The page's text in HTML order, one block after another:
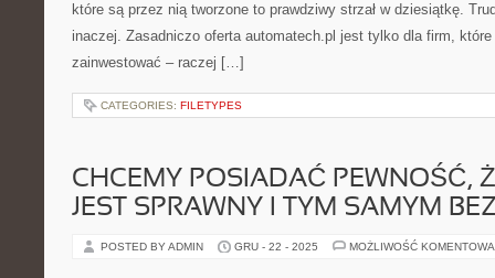
które są przez nią tworzone to prawdziwy strzał w dziesiątkę.
inaczej. Zasadniczo oferta automatech.pl jest tylko dla firm, które
zainwestować – raczej […]
CATEGORIES: FILETYPES
CHCEMY POSIADAĆ PEWNOŚĆ,
JEST SPRAWNY I TYM SAMYM
POSTED BY ADMIN GRU - 22 - 2025 MOŻLIWOŚĆ